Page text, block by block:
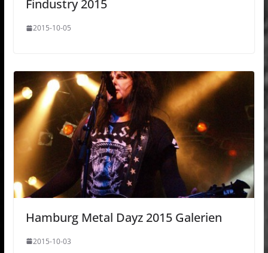
Findustry 2015
2015-10-05
Hamburg Metal Dayz 2015 Galerien
2015-10-03